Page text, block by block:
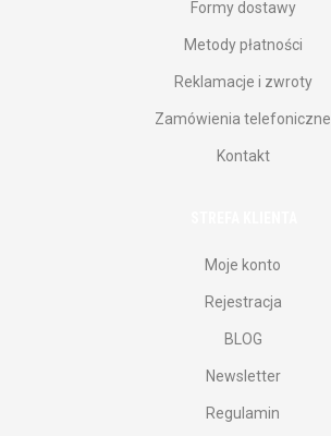
Formy dostawy
Metody płatności
Reklamacje i zwroty
Zamówienia telefoniczne
Kontakt
Moje konto
Rejestracja
BLOG
Newsletter
Regulamin